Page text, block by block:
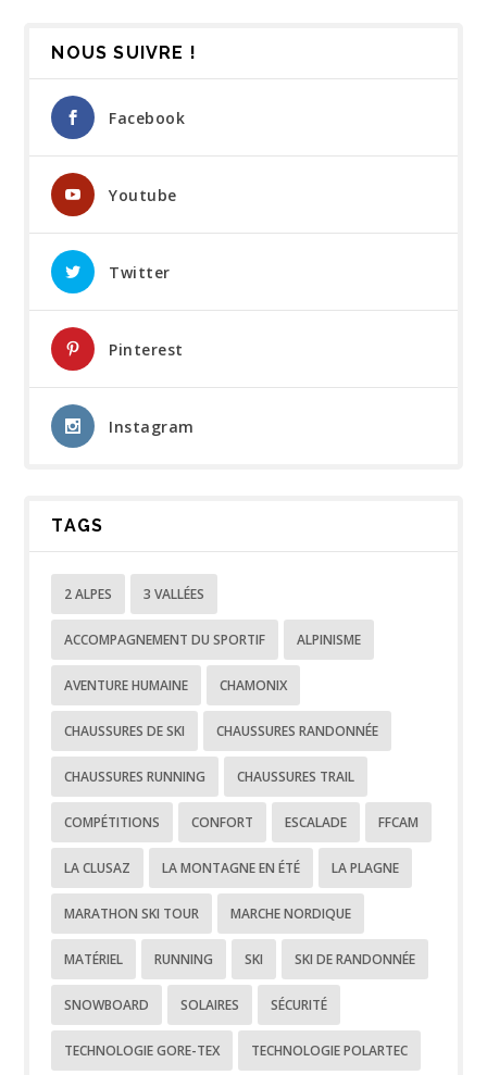
NOUS SUIVRE !
Facebook
Youtube
Twitter
Pinterest
Instagram
TAGS
2 ALPES 3 VALLÉES
ACCOMPAGNEMENT DU SPORTIF ALPINISME
AVENTURE HUMAINE CHAMONIX
CHAUSSURES DE SKI CHAUSSURES RANDONNÉE
CHAUSSURES RUNNING CHAUSSURES TRAIL
COMPÉTITIONS CONFORT ESCALADE FFCAM
LA CLUSAZ LA MONTAGNE EN ÉTÉ LA PLAGNE
MARATHON SKI TOUR MARCHE NORDIQUE
MATÉRIEL RUNNING SKI SKI DE RANDONNÉE
SNOWBOARD SOLAIRES SÉCURITÉ
TECHNOLOGIE GORE-TEX TECHNOLOGIE POLARTEC